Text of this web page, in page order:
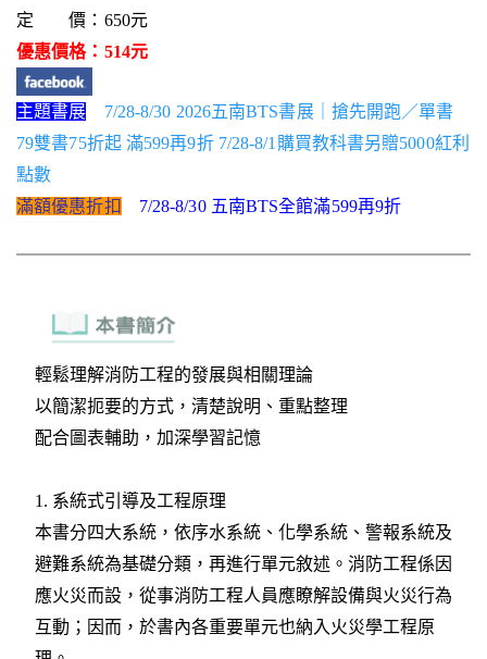
定 價：650元
優惠價格：514元
主題書展
7/28-8/30 2026五南BTS書展｜搶先開跑／單書
79雙書75折起 滿599再9折 7/28-8/1購買教科書另贈5000紅利
點數
滿額優惠折扣
7/28-8/30 五南BTS全館滿599再9折